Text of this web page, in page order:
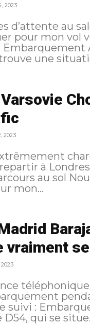
2023
d’attente au
mon vol vers
une
2023
rappel, voici l’itinéraire
avec l’équipe avec
mon...
vraiment
le vol LOT
qui se